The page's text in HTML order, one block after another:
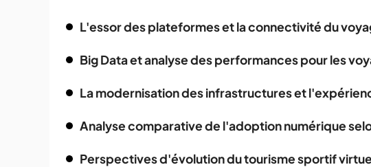
L'essor des plateformes et la connectivité du
Big Data et analyse des performances pour les
La modernisation des infrastructures et
Analyse comparative de l'adoption numérique
Perspectives d'évolution du tourisme sportif